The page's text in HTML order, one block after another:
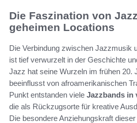
Die Faszination von
geheimen Locations
Die Verbindung zwischen Jazzmusik
ist tief verwurzelt in der Geschichte
Jazz hat seine Wurzeln im frühen 20.
beeinflusst von afroamerikanischen
Punkt entstanden viele Jazzbands in
die als Rückzugsorte für kreative
Die besondere Anziehungskraft